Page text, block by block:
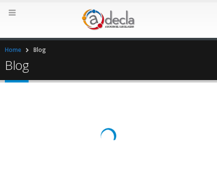
Home Blog
Blog